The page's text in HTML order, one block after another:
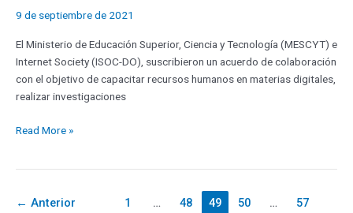
9 de septiembre de 2021
El Ministerio de Educación Superior, Ciencia y Tecnología (MESCYT) e
Internet Society (ISOC-DO), suscribieron un acuerdo de colaboración
con el objetivo de capacitar recursos humanos en materias digitales,
realizar investigaciones
Read More »
← Anterior 1 … 48 49 50 …
57